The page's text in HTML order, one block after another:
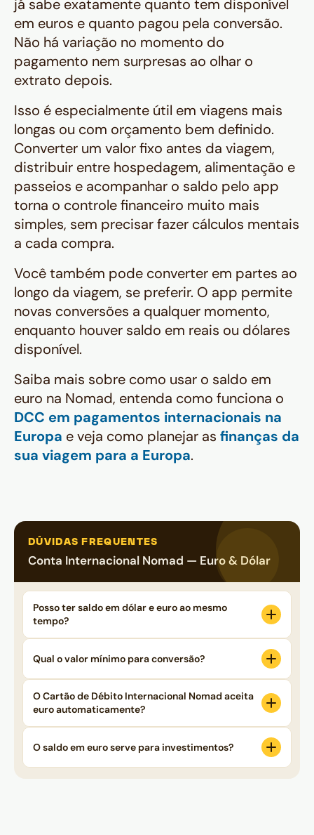
já sabe exatamente quanto tem disponível
em euros e quanto pagou pela conversão.
Não há variação no momento do
pagamento nem surpresas ao olhar o
extrato depois.
Isso é especialmente útil em viagens mais
longas ou com orçamento bem definido.
Converter um valor fixo antes da viagem,
distribuir entre hospedagem, alimentação e
passeios e acompanhar o saldo pelo app
torna o controle financeiro muito mais
simples, sem precisar fazer cálculos mentais
a cada compra.
Você também pode converter em partes ao
longo da viagem, se preferir. O app permite
novas conversões a qualquer momento,
enquanto houver saldo em reais ou dólares
disponível.
Saiba mais sobre como usar o saldo em
euro na Nomad, entenda como funciona o
DCC em pagamentos internacionais na
Europa e veja como planejar as finanças da
sua viagem para a Europa.
DÚVIDAS FREQUENTES
Conta Internacional Nomad — Euro & Dólar
Posso ter saldo em dólar e euro ao mesmo
tempo?
Qual o valor mínimo para conversão?
O Cartão de Débito Internacional Nomad aceita
euro automaticamente?
O saldo em euro serve para investimentos?